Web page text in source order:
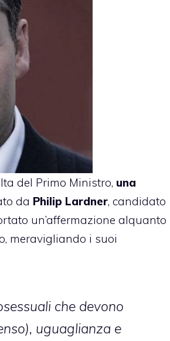
del Primo Ministro, una
da Philip Lardner, candidato
un’affermazione alquanto
meravigliando i suoi
che devono
uguaglianza e